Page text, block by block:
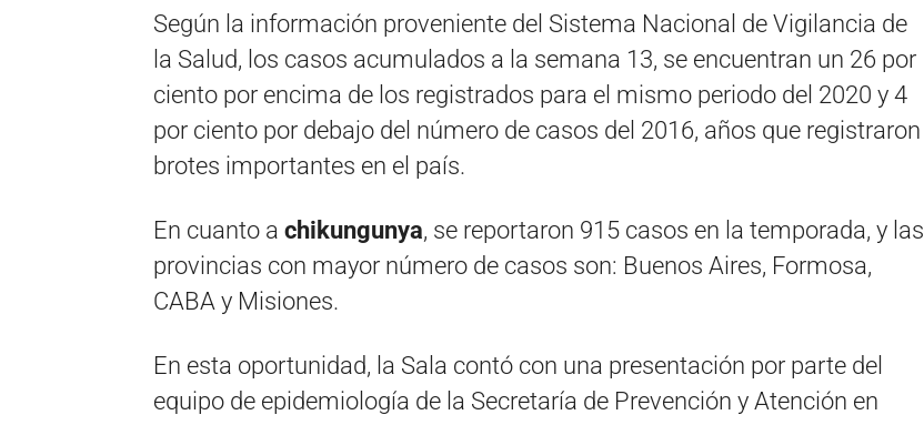
Según la información proveniente del Sistema Nacional de Vigilancia de
la Salud, los casos acumulados a la semana 13, se encuentran un 26 por
ciento por encima de los registrados para el mismo periodo del 2020 y 4
por ciento por debajo del número de casos del 2016, años que registraron
brotes importantes en el país.
En cuanto a chikungunya, se reportaron 915 casos en la temporada, y las
provincias con mayor número de casos son: Buenos Aires, Formosa,
CABA y Misiones.
En esta oportunidad, la Sala contó con una presentación por parte del
equipo de epidemiología de la Secretaría de Prevención y Atención en